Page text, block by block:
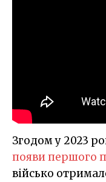
Згодом у 2023
появи першого
військо